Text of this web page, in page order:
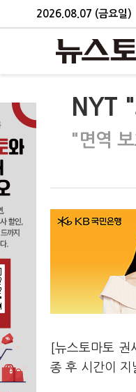
2026.08.07 (금요일)
NYT
"면역
[뉴스토마토 권
종 후 시간이 지